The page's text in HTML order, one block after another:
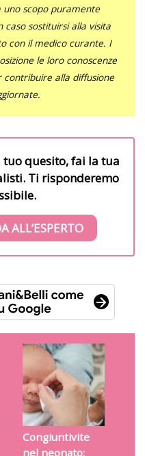
uno scopo puramente
sostituirsi alla visita
con il medico curante. I
le loro conoscenze
alla diffusione
tuo quesito, fai la tua
Ti risponderemo
ALL’ESPERTO
Congiuntivite
nel neonato: